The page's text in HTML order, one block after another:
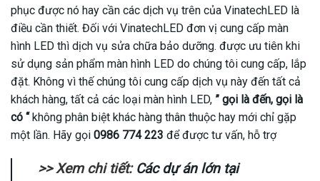
phục được nó hay cần các dịch vụ trên của VinatechLED là
điều cần thiết. Đối với VinatechLED đơn vị cung cấp màn
hình LED thì dịch vụ sửa chữa bảo dưỡng. được ưu tiên khi
sử dụng sản phẩm màn hình LED do chúng tôi cung cấp, lắp
đặt. Không vì thế chúng tôi cung cấp dịch vụ này đến tất cả
khách hàng, tất cả các loại màn hình LED, ” gọi là đến, gọi là
có “không phân biệt khác hàng thân thuộc hay mới chỉ gặp
một lần. Hãy gọi 0986 774 223 để được tư vấn, hỗ trợ
>> Xem chi tiết: Các dự án lớn tại